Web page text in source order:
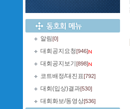
알림[0]
대회공지요청[946]
대회공지보기 [898]
코트배정/대진표[792]
대회(입상)결과[530]
대회화보/동영상[536]